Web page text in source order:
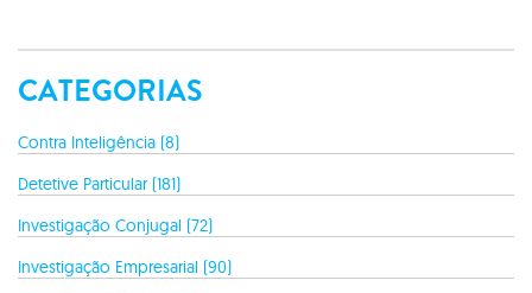
CATEGORIAS
Contra Inteligência (8)
Detetive Particular (181)
Investigação Conjugal (72)
Investigação Empresarial (90)